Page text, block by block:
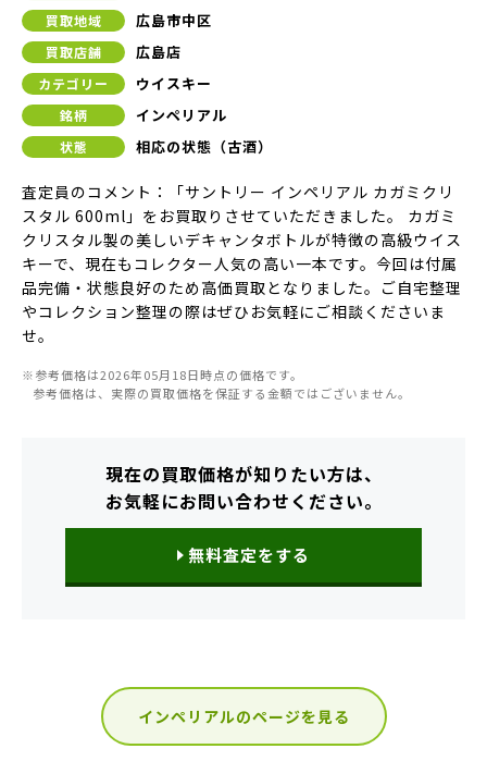
買取地域 広島市中区
買取店舗 広島店
カテゴリー ウイスキー
銘柄 インペリアル
状態 相応の状態（古酒）
査定員のコメント：「サントリー インペリアル カガミクリ
スタル 600ml」をお買取りさせていただきました。 カガミ
クリスタル製の美しいデキャンタボトルが特徴の高級ウイス
キーで、現在もコレクター人気の高い一本です。今回は付属
品完備・状態良好のため高価買取となりました。ご自宅整理
やコレクション整理の際はぜひお気軽にご相談くださいま
せ。
※参考価格は2026年05月18日時点の価格です。
参考価格は、実際の買取価格を保証する金額ではございません。
現在の買取価格が知りたい方は、
お気軽にお問い合わせください。
無料査定をする
インペリアルのページを見る